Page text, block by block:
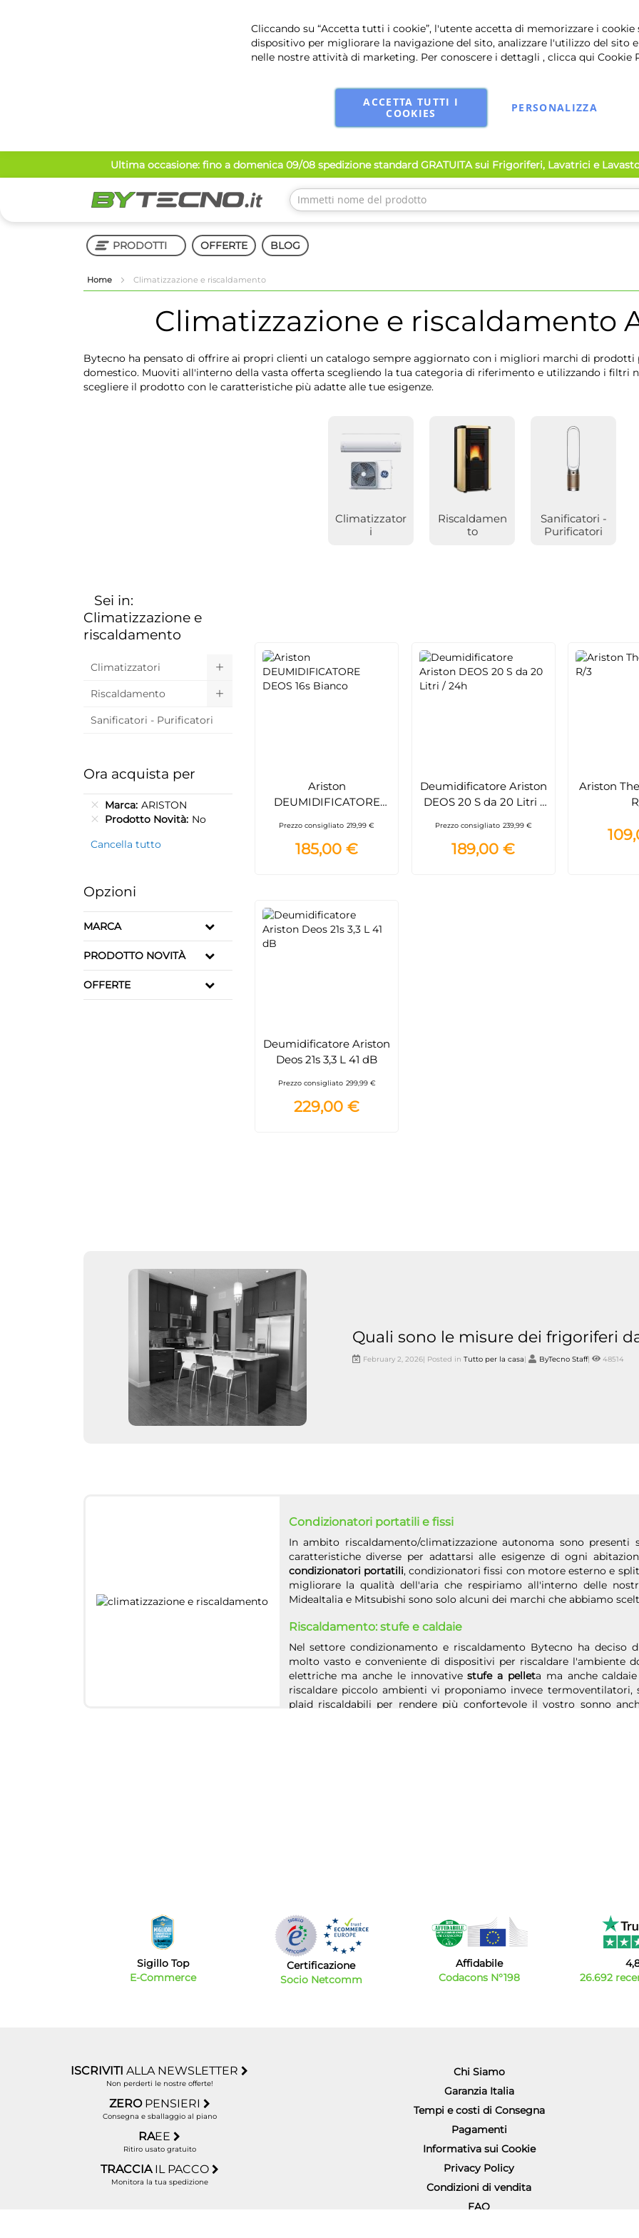
Cliccando su “Accetta tutti i cookie”, l'utente accetta di memorizzare i cookie
dispositivo per migliorare la navigazione del sito, analizzare l'utilizzo del sito
nelle nostre attività di marketing. Per conoscere i dettagli , clicca qui Cookie
ACCETTA TUTTI I
COOKIES
PERSONALIZZA
contenuto
Ultima occasione: fino a domenica 09/08 spedizione standard GRATUITA sui Frigoriferi, Lavatrici e
PRODOTTI OFFERTE BLOG
Home Climatizzazione e riscaldamento
Climatizzazione e riscaldamento
Bytecno ha pensato di offrire ai propri clienti un catalogo sempre aggiornato con i migliori marchi di prodotti
domestico. Muoviti all'interno della vasta offerta scegliendo la tua categoria di riferimento e utilizzando i filtri
scegliere il prodotto con le caratteristiche più adatte alle tue esigenze.
Climatizzator
i
Riscaldamen
to
Sanificatori -
Purificatori
Ariston
DEUMIDIFICATORE
Prezzo consigliato 219,99 €
185,00 €
Deumidificatore Ariston
DEOS 20 S da 20 Litri /
Prezzo consigliato 239,99 €
189,00 €
Ariston
Deumidificatore Ariston
Deos 21s 3,3 L 41 dB
Prezzo consigliato 299,99 €
229,00 €
Sei in:
Climatizzazione e
riscaldamento
Climatizzatori
Riscaldamento
Sanificatori - Purificatori
Ora acquista per
Marca ARISTON
Prodotto Novità No
Cancella tutto
Opzioni
MARCA
PRODOTTO NOVITÀ
OFFERTE
Quali sono le misure dei frigoriferi
February 2, 2026| Posted in Tutto per la casa| ByTecno Staff| 48514
Condizionatori portatili e fissi
In ambito riscaldamento/climatizzazione autonoma sono
caratteristiche diverse per adattarsi alle esigenze di ogni
condizionatori portatili, condizionatori fissi con motore esterno e
migliorare la qualità dell'aria che respiriamo all'interno delle
MideaItalia e Mitsubishi sono solo alcuni dei marchi che abbiamo
Riscaldamento: stufe e caldaie
Nel settore condizionamento e riscaldamento Bytecno ha
molto vasto e conveniente di dispositivi per riscaldare l'ambiente
elettriche ma anche le innovativestufe a pelleta ma anche
riscaldare piccolo ambienti vi proponiamo invece
plaid riscaldabili per rendere più confortevole il vostro sonno
Sigillo Top
E-Commerce
Certificazione
Socio Netcomm
Affidabile
Codacons N°198
26.692
ISCRIVITIALLA NEWSLETTER
Non perderti le nostre offerte!
ZERO PENSIERI
Consegna e sballaggio al piano
RAEE
Ritiro usato gratuito
TRACCIA IL PACCO
Monitora la tua spedizione
Chi Siamo
Garanzia Italia
Tempi e costi di Consegna
Pagamenti
Informativa sui Cookie
Privacy Policy
Condizioni di vendita
FAQ